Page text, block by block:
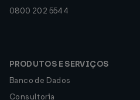
0800 202 5544
PRODUTOS E SERVIÇOS
Banco de Dados
Consultoria